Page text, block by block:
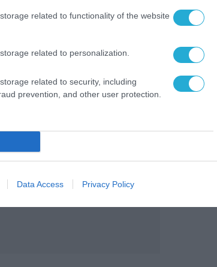
related to functionality of the website
related to personalization.
related to security, including
prevention, and other user protection.
Data Access Privacy Policy